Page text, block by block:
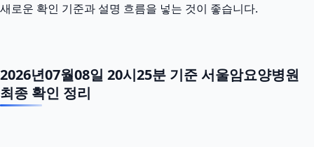
새로운 확인 기준과 설명 흐름을 넣는 것이 좋습니다.
2026년07월08일 20시25분 기준 서울암요양병원
최종 확인 정리